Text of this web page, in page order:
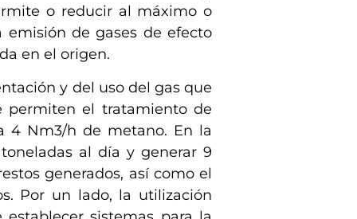
o reducir al máximo o
emisión de gases de efecto
en el origen.
y del uso del gas que
permiten el tratamiento de
4 Nm3/h de metano. En la
al día y generar 9
generados, así como el
Por un lado, la utilización